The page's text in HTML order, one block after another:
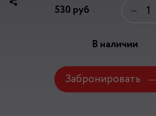
530 руб −
В наличии
Забронировать